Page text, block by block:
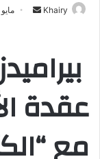
Khairy
ب
ي
مايو 22, 2025
عقدة
مع